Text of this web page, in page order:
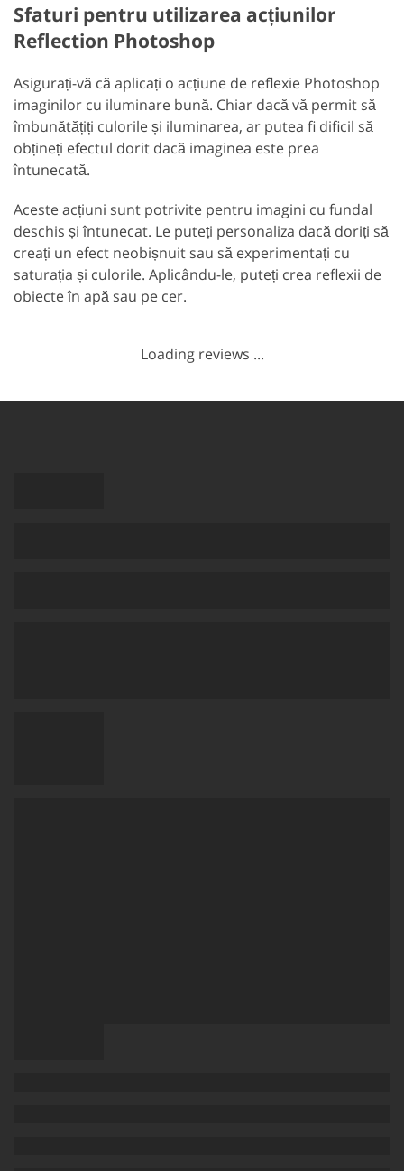
Sfaturi pentru utilizarea acțiunilor
Reflection Photoshop
Asigurați-vă că aplicați o acțiune de reflexie Photoshop
imaginilor cu iluminare bună. Chiar dacă vă permit să
îmbunătățiți culorile și iluminarea, ar putea fi dificil să
obțineți efectul dorit dacă imaginea este prea
întunecată.
Aceste acțiuni sunt potrivite pentru imagini cu fundal
deschis și întunecat. Le puteți personaliza dacă doriți să
creați un efect neobișnuit sau să experimentați cu
saturația și culorile. Aplicându-le, puteți crea reflexii de
obiecte în apă sau pe cer.
Loading reviews ...